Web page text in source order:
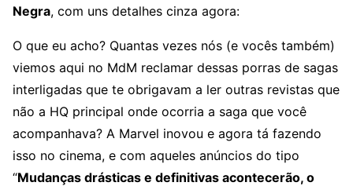
Negra, com uns detalhes cinza agora:
O que eu acho? Quantas vezes nós (e vocês também)
viemos aqui no MdM reclamar dessas porras de sagas
interligadas que te obrigavam a ler outras revistas que
não a HQ principal onde ocorria a saga que você
acompanhava? A Marvel inovou e agora tá fazendo
isso no cinema, e com aqueles anúncios do tipo
“Mudanças drásticas e definitivas acontecerão, o